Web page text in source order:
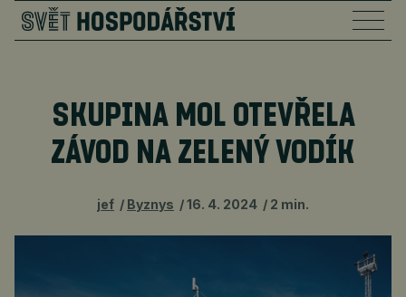
SKUPINA MOL OTEVŘELA
ZÁVOD NA ZELENÝ VODÍK
jef Byznys 16. 4. 2024 2 min.